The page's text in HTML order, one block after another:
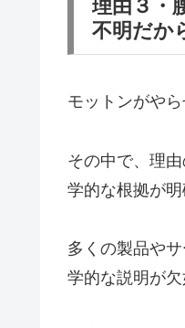
理由３・
不明だか
モットンがや
その中で、理
学的な根拠が明
多くの製品や
学的な説明が